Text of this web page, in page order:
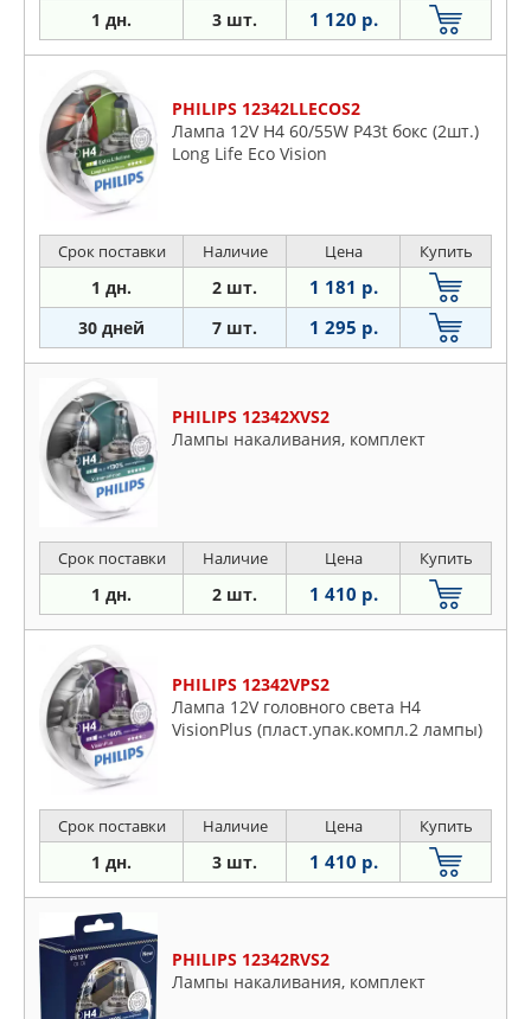
1 дн. 3 шт. 1 120 р.
PHILIPS 12342LLECOS2
Лампа 12V H4 60/55W P43t бокс (2шт.)
Long Life Eco Vision
Срок поставки Наличие Цена Купить
1 дн. 2 шт. 1 181 р.
30 дней 7 шт. 1 295 р.
PHILIPS 12342XVS2
Лампы накаливания, комплект
Срок поставки Наличие Цена Купить
1 дн. 2 шт. 1 410 р.
PHILIPS 12342VPS2
Лампа 12V головного света H4
VisionPlus (пласт.упак.компл.2 лампы)
Срок поставки Наличие Цена Купить
1 дн. 3 шт. 1 410 р.
PHILIPS 12342RVS2
Лампы накаливания, комплект